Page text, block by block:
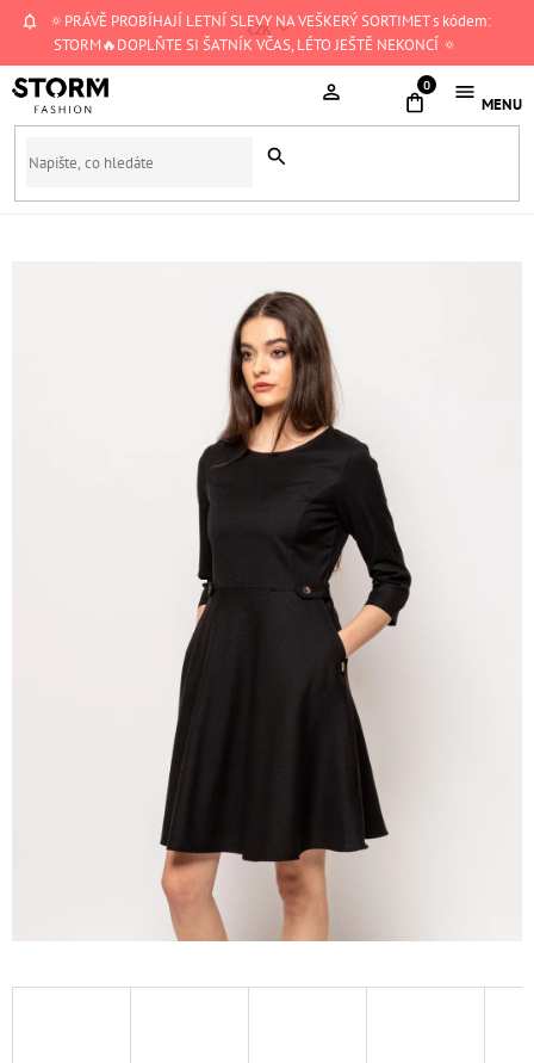
Přejít
🔅PRÁVĚ PROBÍHAJÍ LETNÍ SLEVY NA VEŠKERÝ SORTIMET s kódem:
STORM🔥DOPLŇTE SI ŠATNÍK VČAS, LÉTO JEŠTĚ NEKONCÍ 🔅
CZK
NÁKUPNÍ